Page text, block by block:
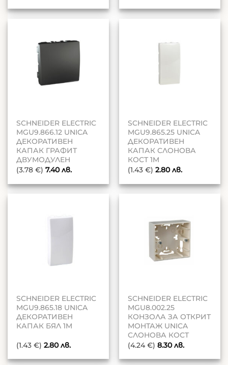
SCHNEIDER ELECTRIC
MGU9.866.12 UNICA
ДЕКОРАТИВЕН
КАПАК ГРАФИТ
ДВУМОДУЛЕН
(3.78 €) 7.40лв.
SCHNEIDER ELECTRIC
MGU9.865.25 UNICA
ДЕКОРАТИВЕН
КАПАК СЛОНОВА
КОСТ 1M
(1.43 €) 2.80лв.
SCHNEIDER ELECTRIC
MGU9.865.18 UNICA
ДЕКОРАТИВЕН
КАПАК БЯЛ 1M
(1.43 €) 2.80лв.
SCHNEIDER ELECTRIC
MGU8.002.25
КОНЗОЛА ЗА ОТКРИТ
МОНТАЖ UNICA
СЛОНОВА КОСТ
(4.24 €) 8.30лв.